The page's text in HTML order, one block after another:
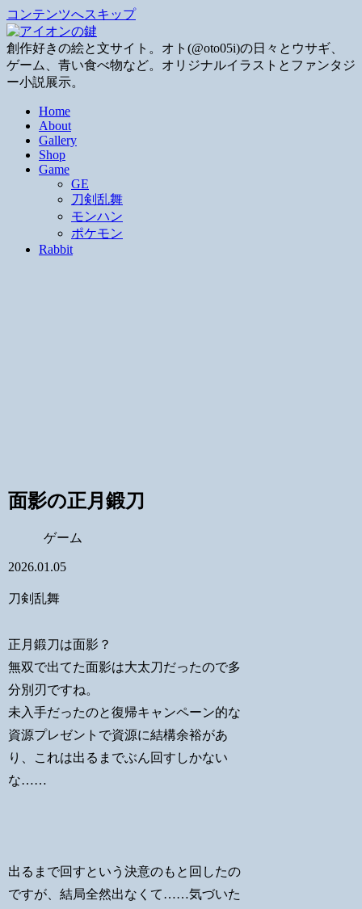
コンテンツへスキップ
創作好きの絵と文サイト。オト(@oto05i)の日々とウサギ、
ゲーム、青い食べ物など。オリジナルイラストとファンタジ
ー小説展示。
Home
About
Gallery
Shop
Game
GE
刀剣乱舞
モンハン
ポケモン
Rabbit
面影の正月鍛刀
ゲーム
2026.01.05
刀剣乱舞
正月鍛刀は面影？
無双で出てた面影は大太刀だったので多
分別刃ですね。
未入手だったのと復帰キャンペーン的な
資源プレゼントで資源に結構余裕があ
り、これは出るまでぶん回すしかない
な……
出るまで回すという決意のもと回したの
ですが、結局全然出なくて……気づいた